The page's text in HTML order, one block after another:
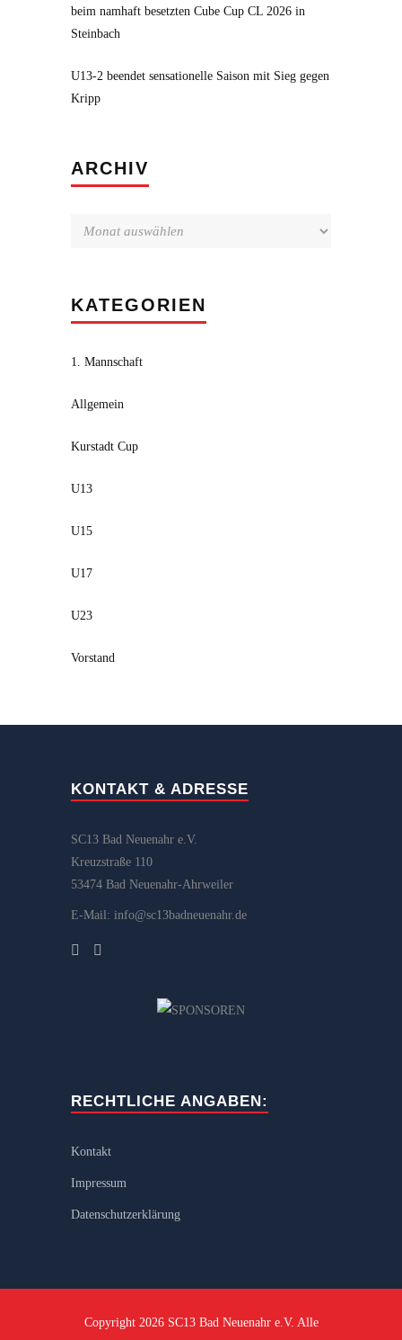
beim namhaft besetzten Cube Cup CL 2026 in
Steinbach
U13-2 beendet sensationelle Saison mit Sieg gegen
Kripp
ARCHIV
KATEGORIEN
1. Mannschaft
Allgemein
Kurstadt Cup
U13
U15
U17
U23
Vorstand
KONTAKT & ADRESSE
SC13 Bad Neuenahr e.V.
Kreuzstraße 110
53474 Bad Neuenahr-Ahrweiler
E-Mail: info@sc13badneuenahr.de
RECHTLICHE ANGABEN:
Kontakt
Impressum
Datenschutzerklärung
Copyright 2026 SC13 Bad Neuenahr e.V. Alle